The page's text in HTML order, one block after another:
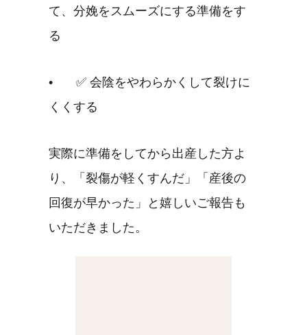
て、分娩をスムーズにする準備をす
る
•	✅ 会陰をやわらかくして裂けに
くくする
実際に準備をしてから出産した方よ
り、「裂傷が軽くすんだ」「産後の
回復が早かった」と嬉しいご報告も
いただきました。